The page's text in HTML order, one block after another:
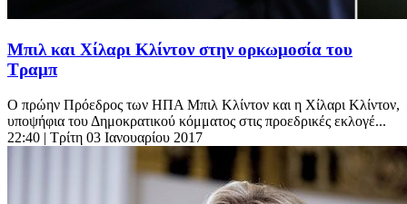
Μπιλ και Χίλαρι Κλίντον στην ορκωμοσία του
Τραμπ
Ο πρώην Πρόεδρος των ΗΠΑ Μπιλ Κλίντον και η Χίλαρι Κλίντον,
υποψήφια του Δημοκρατικού κόμματος στις προεδρικές εκλογέ...
22:40 | Τρίτη 03 Ιανουαρίου 2017